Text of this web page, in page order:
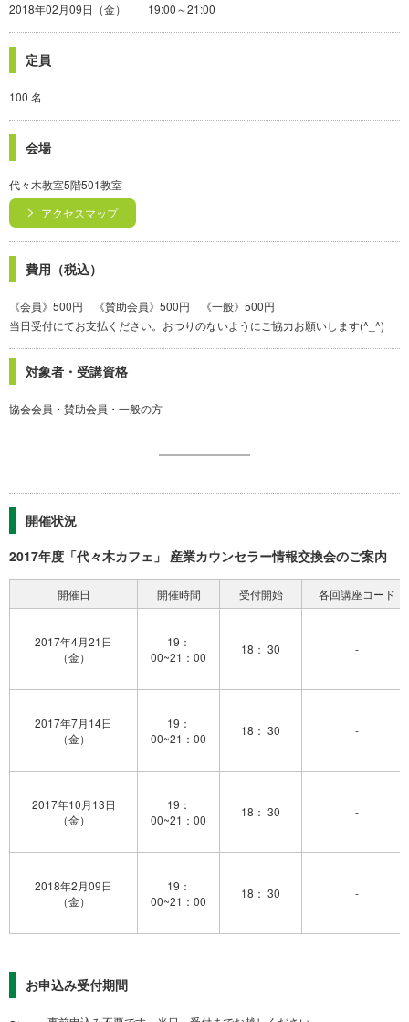
2018年02月09日（金） 19:00～21:00
定員
100 名
会場
代々木教室5階501教室
アクセスマップ
費用（税込）
《会員》500円 《賛助会員》500円 《一般》500円
当日受付にてお支払ください。おつりのないようにご協力お願いします(^_^)
対象者・受講資格
協会会員・賛助会員・一般の方
開催状況
2017年度「代々木カフェ」 産業カウンセラー情報交換会のご案内
開催日 開催時間 受付開始 各回講座コード
2017年4月21日
（金）
19：
00~21：00
18： 30 -
2017年7月14日
（金）
19：
00~21：00
18： 30 -
2017年10月13日
（金）
19：
00~21：00
18： 30 -
2018年2月09日
（金）
19：
00~21：00
18： 30 -
お申込み受付期間